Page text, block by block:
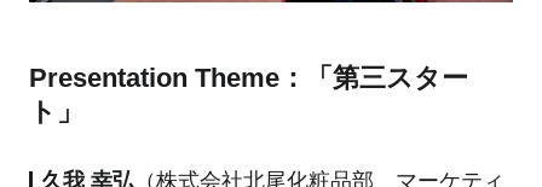
Presentation Theme：「第三スター
ト」
久我 幸弘（株式会社北尾化粧品部 マーケティ